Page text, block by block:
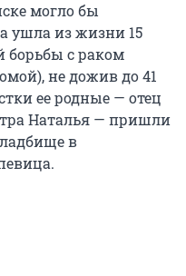
могло бы
ушла из жизни 15
борьбы с раком
не дожив до 41
ее родные — отец
Наталья — пришли
в